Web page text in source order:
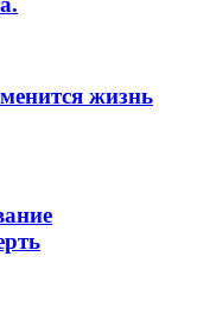
жизнь